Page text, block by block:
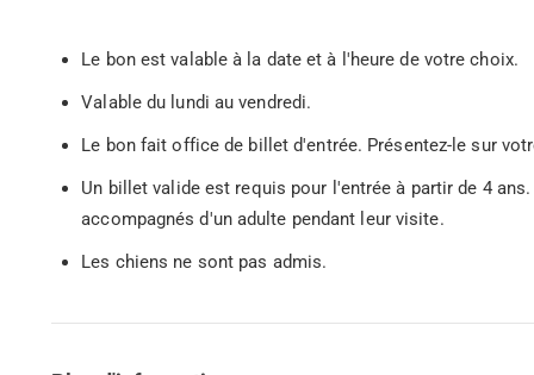
Le bon est valable à la date et à l'heure de votre choix.
Valable du lundi au vendredi.
Le bon fait office de billet d'entrée. Présentez-le sur
Un billet valide est requis pour l'entrée à partir de 4
accompagnés d'un adulte pendant leur visite.
Les chiens ne sont pas admis.